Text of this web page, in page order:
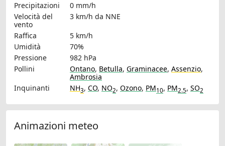
Precipitazioni
0 mm/h
Velocità del
vento
3 km/h da NNE
Raffica
5 km/h
Umidità
70%
Pressione
982 hPa
Pollini
Ontano, Betulla, Graminacee, Assenzio,
Ambrosia
Inquinanti
NH3, CO, NO2, Ozono, PM10, PM2.5, SO2
Animazioni meteo